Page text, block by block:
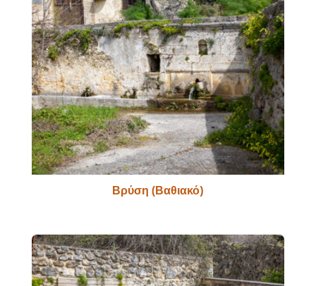
Βρύση (Βαθιακό)